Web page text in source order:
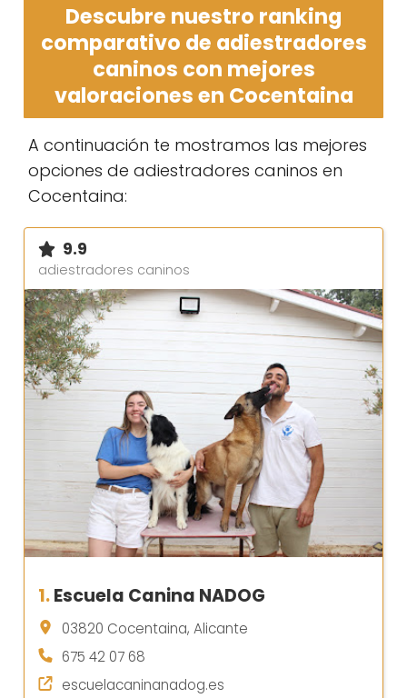
Descubre nuestro ranking
comparativo de adiestradores
caninos con mejores
valoraciones en Cocentaina
A continuación te mostramos las mejores
opciones de adiestradores caninos en
Cocentaina:
9.9
adiestradores caninos
1.Escuela Canina NADOG
03820 Cocentaina, Alicante
675 42 07 68
escuelacaninanadog.es